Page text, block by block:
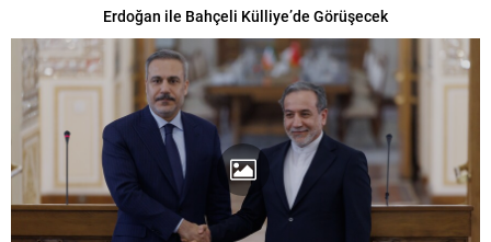
Erdoğan ile Bahçeli Külliye’de Görüşecek